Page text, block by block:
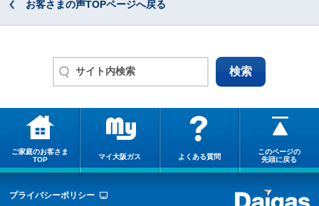
お客さまの声TOPページへ戻る
ご家庭のお客さま
TOP
マイ大阪ガス よくある質問
このページの
先頭に戻る
プライバシーポリシー